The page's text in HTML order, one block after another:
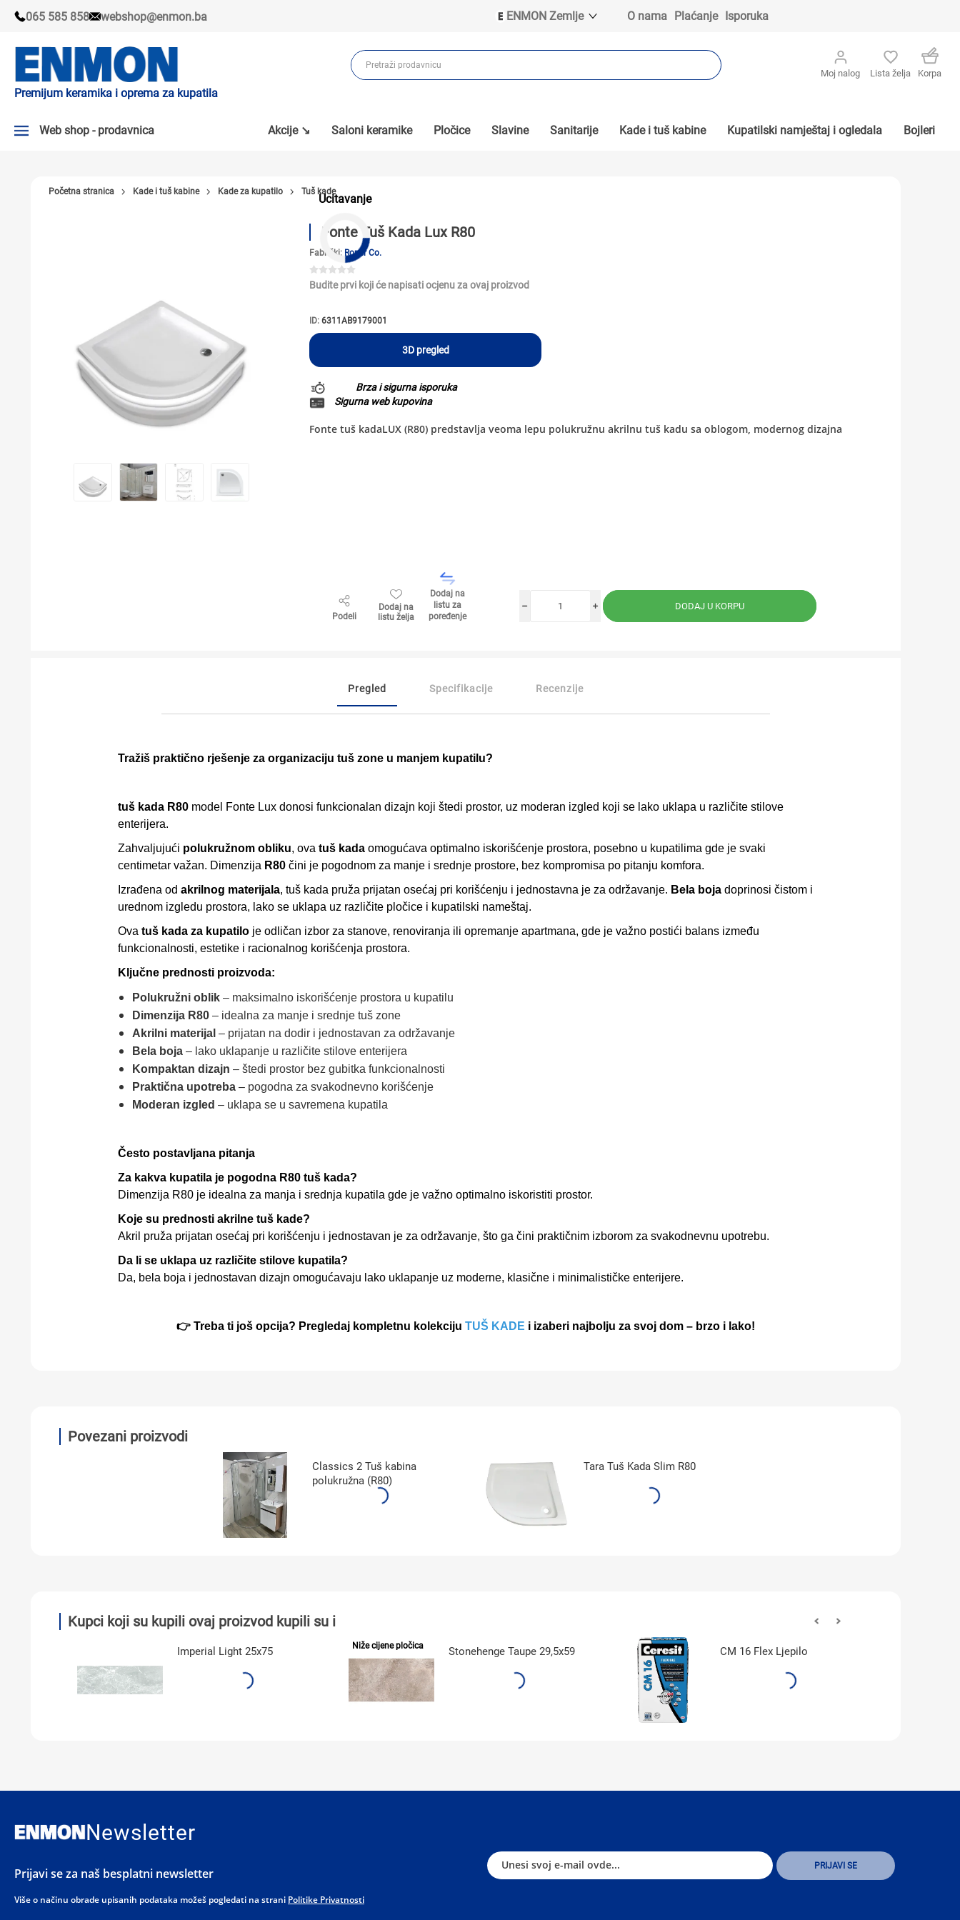
065 585 858 webshop@enmon.ba
ENMON Zemlje
ENMON BIH
ENMON MKD
O nama Plaćanje Isporuka
Premijum keramika i oprema za kupatila
Moj nalog Lista želja Korpa
Web shop - prodavnica
BOJLERI
LAJSNE ZA PLOČICE
MATERIJALI ZA KERAMIČARSKE RADOVE
ODVOD VODE
Akcije ↘ Saloni keramike Pločice Slavine Sanitarije Kade i tuš kabine Kupatilski namještaj i ogledala Bojleri
Ucitavanje
Početna stranica Kade i tuš kabine Kade za kupatilo Tuš kade
Fonte Tuš Kada Lux R80
Fabrički: Roper Co.
Budite prvi koji će napisati ocjenu za ovaj proizvod
ID: 6311AB9179001
3D pregled
Brza i sigurna isporuka
Sigurna web kupovina
Fonte tuš kadaLUX (R80) predstavlja veoma lepu polukružnu akrilnu tuš kadu sa oblogom, modernog dizajna
Podeli
Dodaj na
listu želja
Dodaj na
listu za
poređenje
i
h
Pregled Specifikacije Recenzije
Tražiš praktično rješenje za organizaciju tuš zone u manjem kupatilu?
tuš kada R80model Fonte Lux donosi funkcionalan dizajn koji štedi prostor, uz moderan izgled koji se lako uklapa u različite stilove
enterijera.
Zahvaljujući polukružnom obliku, ova tuš kadaomogućava optimalno iskorišćenje prostora, posebno u kupatilima gde je svaki
centimetar važan. Dimenzija R80čini je pogodnom za manje i srednje prostore, bez kompromisa po pitanju komfora.
Izrađena od akrilnog materijala, tuš kada pruža prijatan osećaj pri korišćenju i jednostavna je za održavanje. Bela bojadoprinosi čistom i
urednom izgledu prostora, lako se uklapa uz različite pločice i kupatilski nameštaj.
Ova tuš kada za kupatiloje odličan izbor za stanove, renoviranja ili opremanje apartmana, gde je važno postići balans između
funkcionalnosti, estetike i racionalnog korišćenja prostora.
Ključne prednosti proizvoda:
Polukružni oblik– maksimalno iskorišćenje prostora u kupatilu
Dimenzija R80– idealna za manje i srednje tuš zone
Akrilni materijal – prijatan na dodir i jednostavan za održavanje
Bela boja– lako uklapanje u različite stilove enterijera
Kompaktan dizajn – štedi prostor bez gubitka funkcionalnosti
Praktična upotreba– pogodna za svakodnevno korišćenje
Moderan izgled – uklapa se u savremena kupatila
Često postavljana pitanja
Za kakva kupatila je pogodna R80 tuš kada?
Dimenzija R80 je idealna za manja i srednja kupatila gde je važno optimalno iskoristiti prostor.
Koje su prednosti akrilne tuš kade?
Akril pruža prijatan osećaj pri korišćenju i jednostavan je za održavanje, što ga čini praktičnim izborom za svakodnevnu upotrebu.
Da li se uklapa uz različite stilove kupatila?
Da, bela boja i jednostavan dizajn omogućavaju lako uklapanje uz moderne, klasične i minimalističke enterijere.
👉 Treba ti još opcija? Pregledaj kompletnu kolekciju TUŠ KADE i izaberi najbolju za svoj dom – brzo i lako!
Povezani proizvodi
Classics 2 Tuš kabina
polukružna (R80)
Tara Tuš Kada Slim R80
Kupci koji su kupili ovaj proizvod kupili su i
Imperial Light 25x75 Niže cijene pločica Stonehenge Taupe 29,5x59 CM 16 Flex Ljepilo
Newsletter
Prijavi se za naš besplatni newsletter
Više o načinu obrade upisanih podataka možeš pogledati na strani Politike Privatnosti